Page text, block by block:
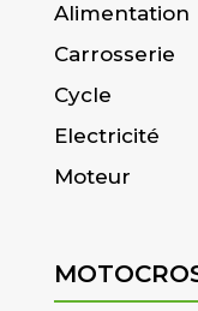
Alimentation
Carrosserie
Cycle
Electricité
Moteur